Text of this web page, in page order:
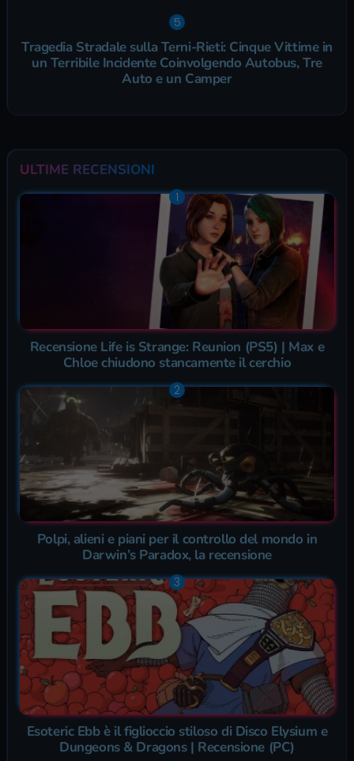
Tragedia Stradale sulla Terni-Rieti: Cinque Vittime in
un Terribile Incidente Coinvolgendo Autobus, Tre
Auto e un Camper
ULTIME RECENSIONI
Recensione Life is Strange: Reunion (PS5) | Max e
Chloe chiudono stancamente il cerchio
Polpi, alieni e piani per il controllo del mondo in
Darwin’s Paradox, la recensione
Esoteric Ebb è il figlioccio stiloso di Disco Elysium e
Dungeons & Dragons | Recensione (PC)